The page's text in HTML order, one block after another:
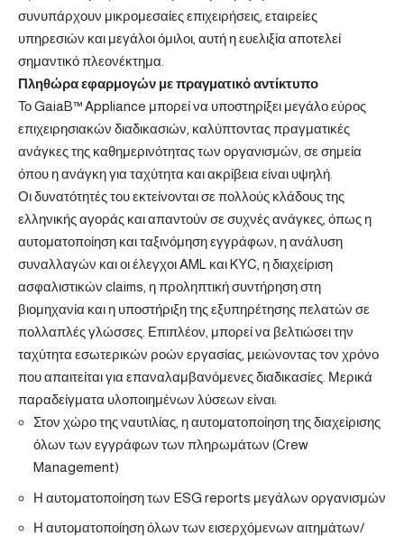
συνυπάρχουν μικρομεσαίες επιχειρήσεις, εταιρείες
υπηρεσιών και μεγάλοι όμιλοι, αυτή η ευελιξία αποτελεί
σημαντικό πλεονέκτημα.
Πληθώρα εφαρμογών με πραγματικό αντίκτυπο
ΤοGaiaB™ Appliance μπορεί να υποστηρίξει μεγάλο εύρος
επιχειρησιακών διαδικασιών, καλύπτοντας πραγματικές
ανάγκες της καθημερινότητας των οργανισμών, σε σημεία
όπου η ανάγκη για ταχύτητα και ακρίβεια είναι υψηλή.
Οι δυνατότητές του εκτείνονται σε πολλούς κλάδους της
ελληνικής αγοράς και απαντούν σε συχνές ανάγκες, όπως η
αυτοματοποίηση και ταξινόμηση εγγράφων, η ανάλυση
συναλλαγών και οι έλεγχοι AML και KYC, η διαχείριση
ασφαλιστικών claims, η προληπτική συντήρηση στη
βιομηχανία και η υποστήριξη της εξυπηρέτησης πελατών σε
πολλαπλές γλώσσες. Επιπλέον, μπορεί να βελτιώσει την
ταχύτητα εσωτερικών ροών εργασίας, μειώνοντας τον χρόνο
που απαιτείται για επαναλαμβανόμενες διαδικασίες. Μερικά
παραδείγματα υλοποιημένων λύσεων είναι:
Στον χώρο της ναυτιλίας, η αυτοματοποίηση της διαχείρισης
όλων των εγγράφων των πληρωμάτων (Crew
Management)
Η αυτοματοποίηση των ESG reports μεγάλων οργανισμών
Η αυτοματοποίηση όλων των εισερχόμενων αιτημάτων/